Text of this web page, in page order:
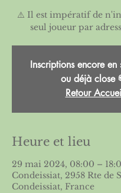
⚠️ Il est impératif de
Inscriptions encore
ou déjà close
Retour
Heure et lieu
29 mai 2024, 08:00 –
Condeissiat, 2958 Rte de
Condeissiat, France